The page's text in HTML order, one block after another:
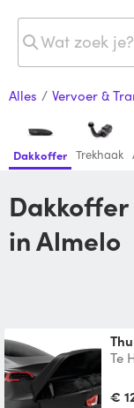
Alles / Vervoer &
Dakkoffer Trekhaak
Dakkoffer huren van je buren
in Almelo
Te
€